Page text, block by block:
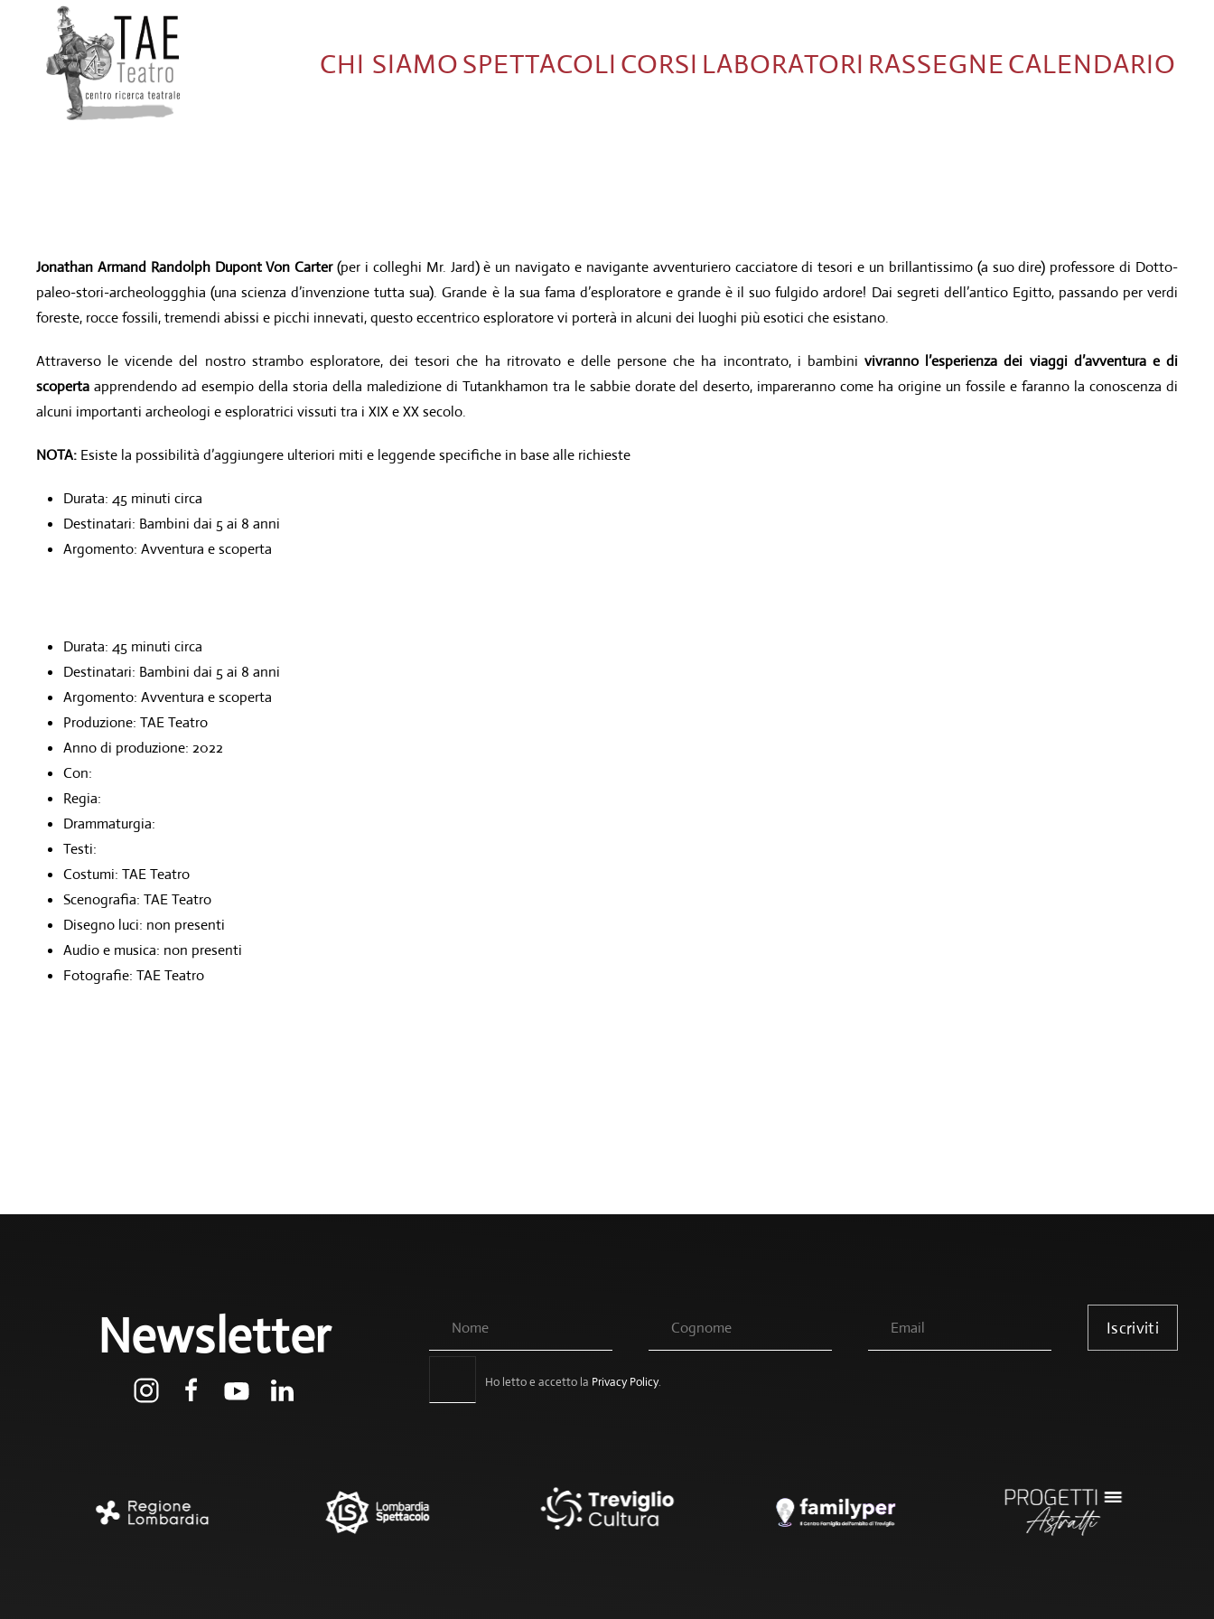
CHI SIAMOSPETTACOLI CORSI LABORATORI RASSEGNECALENDARIO
Jonathan Armand Randolph Dupont Von Carter(per i colleghi Mr. Jard) è un navigato e navigante avventuriero cacciatore di tesori e un brillantissimo (a suo dire) professore di Dotto-
paleo-stori-archeologgghia (una scienza d’invenzione tutta sua). Grande è la sua fama d’esploratore e grande è il suo fulgido ardore! Dai segreti dell’antico Egitto, passando per verdi
foreste, rocce fossili, tremendi abissi e picchi innevati, questo eccentrico esploratore vi porterà in alcuni dei luoghi più esotici che esistano.
Attraverso le vicende del nostro strambo esploratore, dei tesori che ha ritrovato e delle persone che ha incontrato, i bambinivivranno l’esperienza dei viaggi d’avventura e di
scoperta apprendendo ad esempio della storia della maledizione di Tutankhamon tra le sabbie dorate del deserto, impareranno come ha origine un fossile e faranno la conoscenza di
alcuni importanti archeologi e esploratrici vissuti tra i XIX e XX secolo.
NOTA: Esiste la possibilità d’aggiungere ulteriori miti e leggende specifiche in base alle richieste
Durata: 45 minuti circa
Destinatari: Bambini dai 5 ai 8 anni
Argomento: Avventura e scoperta
Durata: 45 minuti circa
Destinatari: Bambini dai 5 ai 8 anni
Argomento: Avventura e scoperta
Produzione: TAE Teatro
Anno di produzione: 2022
Con:
Regia:
Drammaturgia:
Testi:
Costumi: TAE Teatro
Scenografia: TAE Teatro
Disegno luci: non presenti
Audio e musica: non presenti
Fotografie: TAE Teatro
Newsletter Iscriviti
Ho letto e accetto la Privacy Policy.